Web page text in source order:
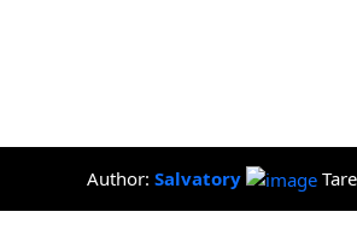
Author: Salvatory